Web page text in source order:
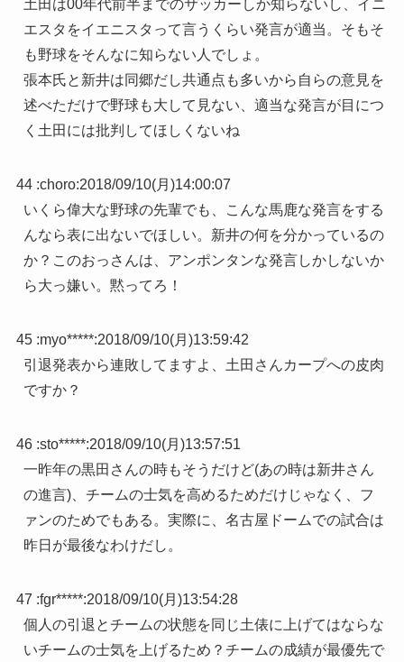
土田は00年代前半までのサッカーしか知らないし、イニ
エスタをイエニスタって言うくらい発言が適当。そもそ
も野球をそんなに知らない人でしょ。
張本氏と新井は同郷だし共通点も多いから自らの意見を
述べただけで野球も大して見ない、適当な発言が目につ
く土田には批判してほしくないね
44 :choro:2018/09/10(月)14:00:07
いくら偉大な野球の先輩でも、こんな馬鹿な発言をする
んなら表に出ないでほしい。新井の何を分かっているの
か？このおっさんは、アンポンタンな発言しかしないか
ら大っ嫌い。黙ってろ！
45 :myo*****:2018/09/10(月)13:59:42
引退発表から連敗してますよ、土田さんカープへの皮肉
ですか？
46 :sto*****:2018/09/10(月)13:57:51
一昨年の黒田さんの時もそうだけど(あの時は新井さん
の進言)、チームの士気を高めるためだけじゃなく、フ
ァンのためでもある。実際に、名古屋ドームでの試合は
昨日が最後なわけだし。
47 :fgr*****:2018/09/10(月)13:54:28
個人の引退とチームの状態を同じ土俵に上げてはならな
いチームの士気を上げるため？チームの成績が最優先で